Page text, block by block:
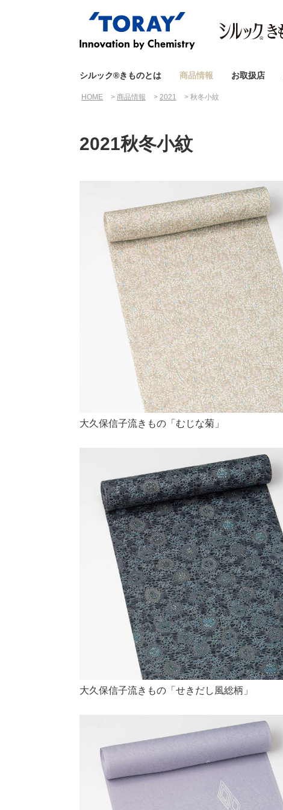
シルック®きものとは 商品情報 お取扱店
HOME 商品情報 2021 秋冬小紋
2021秋冬小紋
大久保信子流きもの「むじな菊」
大久保信子流きもの「せきだし風総柄」